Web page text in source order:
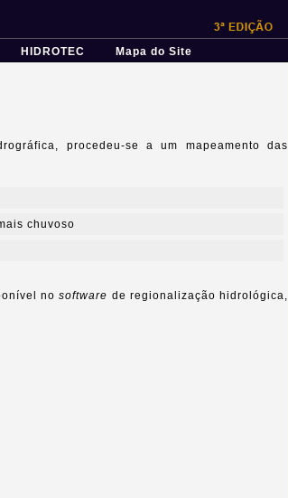
HIDROTEC Mapa do Site
procedeu-se a um mapeamento das
chuvoso
nosoftware de regionalização hidrológica,